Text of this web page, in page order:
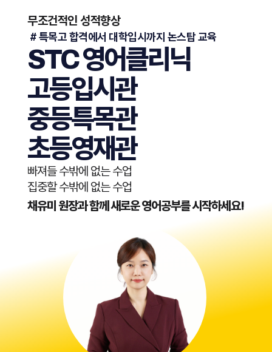
무조건적인 성적향상
​ # 특목고 합격에서 대학입시까지 논스탑 교육
STC 영어클리닉
고등입시관
중등특목관
초등영재관
빠져들 수밖에 없는 수업
집중할 수밖에 없는 수업
채유미 원장과 함께 새로운 영어공부를 시작하세요!